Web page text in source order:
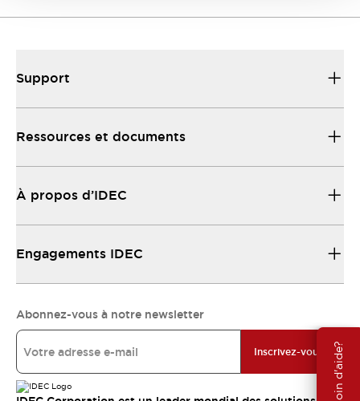
Besoin d'aide?
Support
Ressources et documents
À propos d’IDEC
Engagements IDEC
Abonnez-vous à notre newsletter
Inscrivez-vous